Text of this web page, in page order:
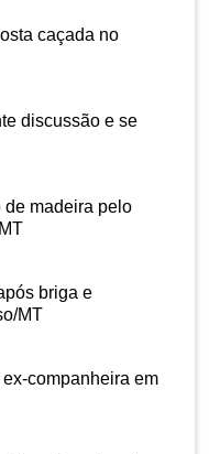
caçada no
discussão e se
de madeira pelo
briga e
MT
companheira em